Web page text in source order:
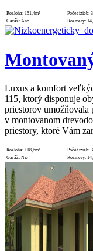
Rozloha: 151,4m² Počet izieb: 3
Garáž: Áno Rozmery:
Luxus a komfort
115, ktorý disponuje
priestorov umožňovala
v montovanom
priestory, ktoré Vám
Rozloha: 118,6m² Počet izieb: 3
Garáž: Nie Rozmery: